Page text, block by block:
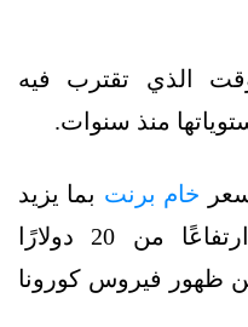
الذي تقترب فيه
منذ سنوات.
خام برنت بما يزيد
على 80 دولارًا للبرميل، ارتفاعًا من 20 دولارًا
من ظهور فيروس كورونا